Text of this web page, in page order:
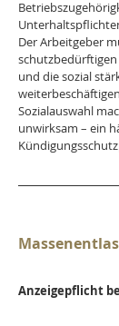
Der Arbeitgeber
und die sozial
Sozialauswahl
unwirksam – ein
Anzeigepflicht